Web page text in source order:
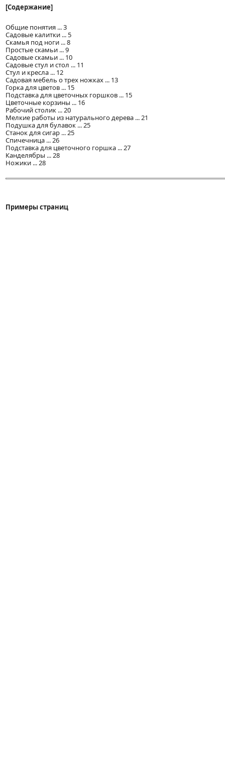
[Содержание]
Общие понятия ... 3
Садовые калитки ... 5
Скамья под ноги ... 8
Простые скамьи ... 9
Садовые скамьи ... 10
Садовые стул и стол ... 11
Стул и кресла ... 12
Садовая мебель о трех ножках ... 13
Горка для цветов ... 15
Подставка для цветочных горшков ... 15
Цветочные корзины ... 16
Рабочий столик ... 20
Мелкие работы из натурального дерева ... 21
Подушка для булавок ... 25
Станок для сигар ... 25
Спичечница ... 26
Подставка для цветочного горшка ... 27
Канделябры ... 28
Ножики ... 28
Примеры страниц